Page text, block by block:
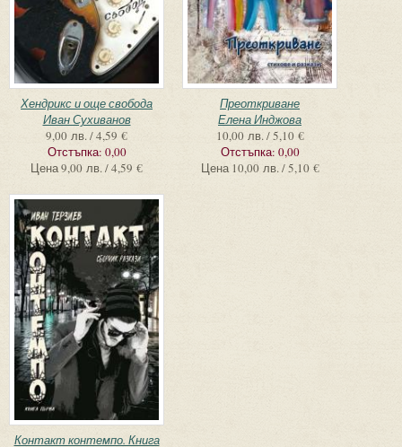
Хендрикс и още свобода
Иван Сухиванов
9,00 лв. / 4,59 €
Отстъпка: 0,00
Цена9,00 лв. / 4,59 €
Преоткриване
Елена Инджова
10,00 лв. / 5,10 €
Отстъпка: 0,00
Цена 10,00 лв. / 5,10 €
Контакт контемпо. Книга